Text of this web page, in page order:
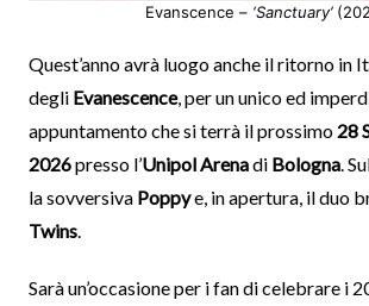
Evanscence – ‘Sanctuary’
Quest’anno avrà luogo anche il ritorno in
degli Evanescence, per un unico ed
appuntamento che si terrà il prossimo28
2026presso l’Unipol Arenadi Bologna.
la sovversiva Poppye, in apertura, il duo
Twins.
Sarà un’occasione per i fan di celebrare i